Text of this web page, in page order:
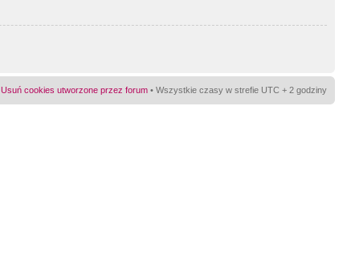
Usuń cookies utworzone przez forum • Wszystkie czasy w strefie UTC + 2 godziny